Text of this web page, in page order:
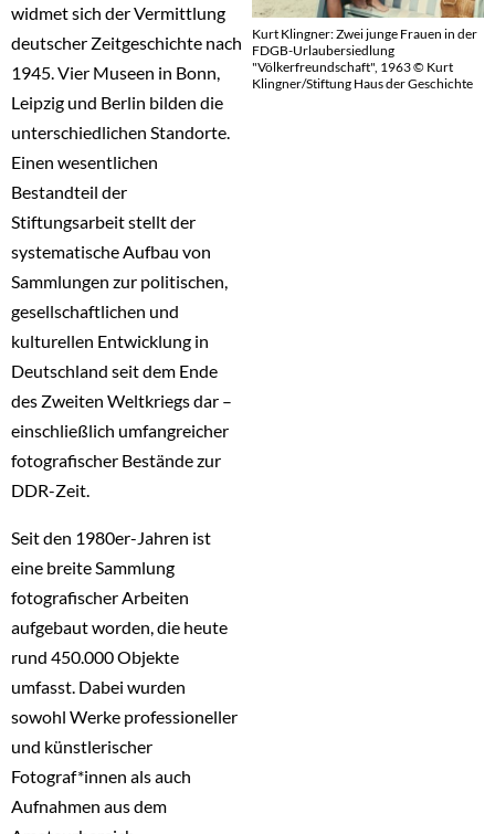
widmet sich der Vermittlung
deutscher Zeitgeschichte nach
1945. Vier Museen in Bonn,
Leipzig und Berlin bilden die
unterschiedlichen Standorte.
Einen wesentlichen
Bestandteil der
Stiftungsarbeit stellt der
systematische Aufbau von
Sammlungen zur politischen,
gesellschaftlichen und
kulturellen Entwicklung in
Deutschland seit dem Ende
des Zweiten Weltkriegs dar –
einschließlich umfangreicher
fotografischer Bestände zur
DDR-Zeit.
Seit den 1980er-Jahren ist
eine breite Sammlung
fotografischer Arbeiten
aufgebaut worden, die heute
rund 450.000 Objekte
umfasst. Dabei wurden
sowohl Werke professioneller
und künstlerischer
Fotograf*innen als auch
Aufnahmen aus dem
Kurt Klingner: Zwei junge Frauen in der
FDGB-Urlaubersiedlung
"Völkerfreundschaft", 1963 © Kurt
Klingner/Stiftung Haus der Geschichte